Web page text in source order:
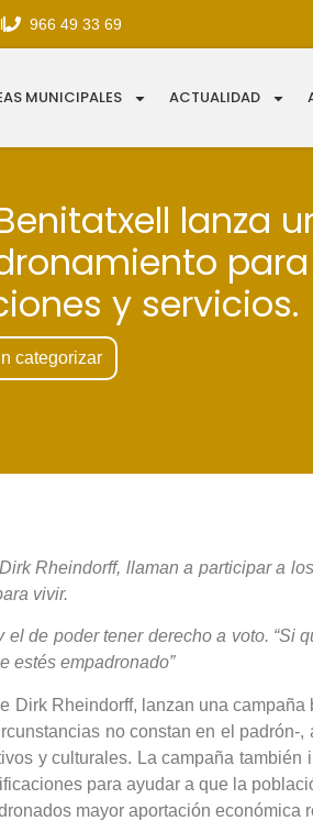
966 49 33 69
MUNICIPALES ACTUALIDAD
lanza
y servicios.
categorizar
Rheindorff, llaman a participar a
vivir.
de poder tener derecho a voto. “Si
estés empadronado”
Dirk Rheindorff, lanzan una
no constan en el padrón-
y culturales. La campaña
para ayudar a que la
mayor aportación